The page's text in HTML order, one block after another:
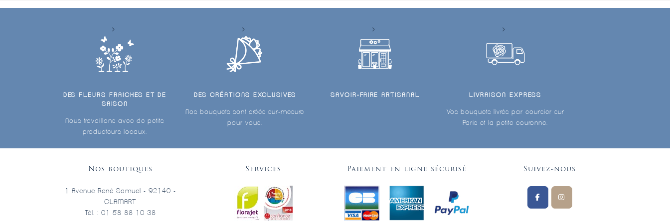
DES FLEURS FRAICHES ET DE
SAISON
Nous travaillons avec de petits
producteurs locaux.
DES CRÉATIONS EXCLUSIVES
Nos bouquets sont créés sur-mesure
pour vous.
SAVOIR-FAIRE ARTISANAL LIVRAISON EXPRESS
Vos bouquets livrés par coursier sur
Paris et la petite couronne.
Nos boutiques
1 Avenue René Samuel - 92140 -
CLAMART
Tél. : 01 58 88 10 38
Services Paiement en ligne sécurisé Suivez-nous